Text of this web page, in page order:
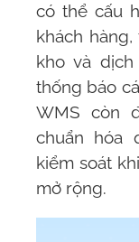
có thể cấu
khách
kho và
thống báo
WMS còn
chuẩn hóa
kiểm soát
mở rộng.